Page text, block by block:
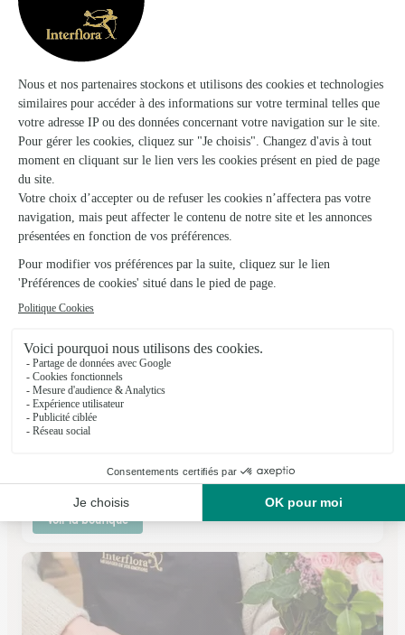
Garden-Flor
Saint Florentin
★★
2, allée Gérard Magne
Voir la boutique
Jardin des Plantes
3.1 (20)
C. Cial Intermarche 86, route de St Martin
Voir la boutique